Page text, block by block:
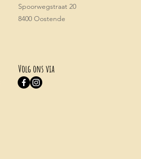
Spoorwegstraat 20
8400 Oostende
Volg ons via